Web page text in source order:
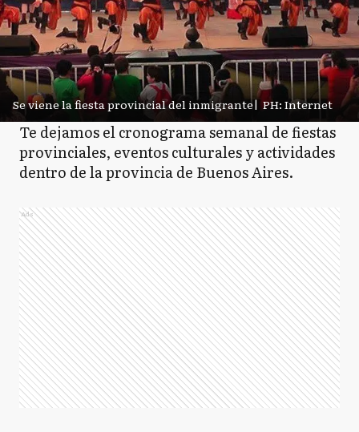
Se viene la fiesta provincial del inmigrante| PH: Internet
Te dejamos el cronograma semanal de fiestas
provinciales, eventos culturales y actividades
dentro de la provincia de Buenos Aires.
Ads